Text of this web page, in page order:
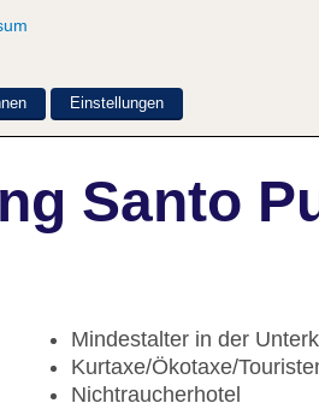
Santo
Mindestalter in der
Kurtaxe/Ökotaxe/
Nichtraucherhotel
Einstellungen